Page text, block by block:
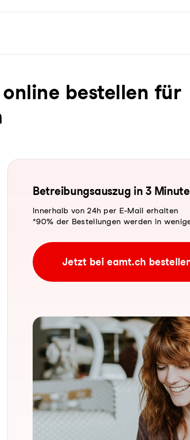
bestellen für
Be­trei­bungs­aus­zug in 3
Innerhalb von 24h per E-Mail erhalten
*90% der Bestellungen werden in
Jetzt bei eamt.ch